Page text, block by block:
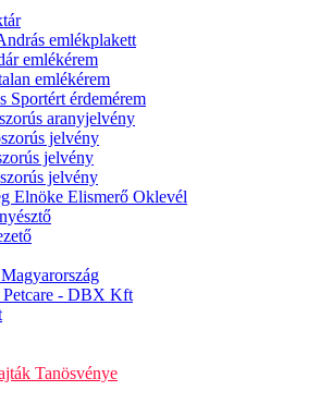
emlékplakett
emlékérem
emlékérem
Sportért érdemérem
aranyjelvény
jelvény
jelvény
jelvény
Elnöke Elismerő Oklevél
Petcare - DBX Kft
Tanösvénye